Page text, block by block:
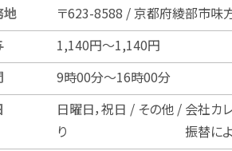
地
〒623-8588 / 京都府綾部市味
1,140円～1,140円
9時00分〜16時00分
日曜日，祝日 / その他 / 会社カ
り 振替による土曜出